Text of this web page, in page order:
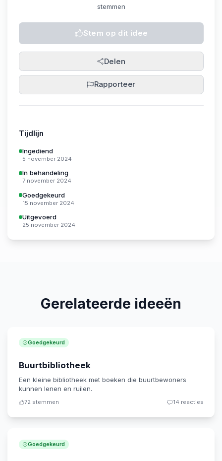
stemmen
Stem op dit idee
Delen
Rapporteer
Tijdlijn
Ingediend
5 november 2024
In behandeling
7 november 2024
Goedgekeurd
15 november 2024
Uitgevoerd
25 november 2024
Gerelateerde ideeën
Goedgekeurd
Buurtbibliotheek
Een kleine bibliotheek met boeken die buurtbewoners
kunnen lenen en ruilen.
72 stemmen 14 reacties
Goedgekeurd